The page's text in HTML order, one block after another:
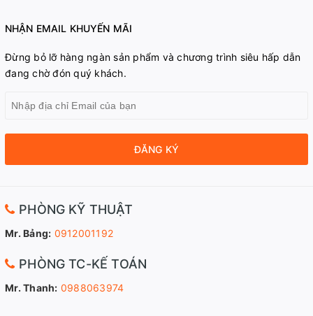
NHẬN EMAIL KHUYẾN MÃI
Đừng bỏ lỡ hàng ngàn sản phẩm và chương trình siêu hấp dẫn
đang chờ đón quý khách.
ĐĂNG KÝ
PHÒNG KỸ THUẬT
Mr. Bảng: 0912001192
PHÒNG TC-KẾ TOÁN
Mr. Thanh: 0988063974